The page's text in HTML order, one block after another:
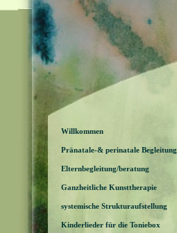
Willkommen
Pränatale-& perinatale Begleitung
Elternbegleitung/beratung
Ganzheitliche Kunsttherapie
systemische Strukturaufstellung
Kinderlieder für die Toniebox